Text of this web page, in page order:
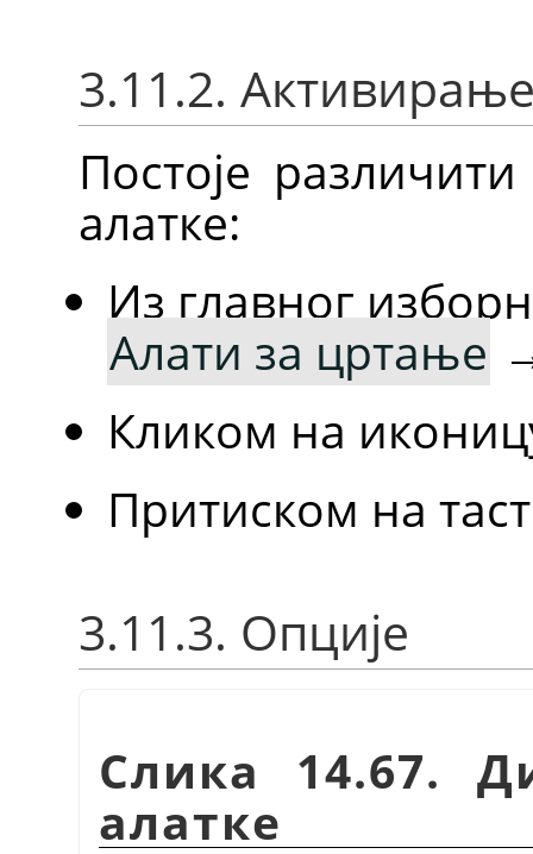
3.11.2.
Постоје
алатке:
Из главног
Алати за цртање
Кликом на
Притиском на
3.11.3. Опције
Слика 14.67.
алатке